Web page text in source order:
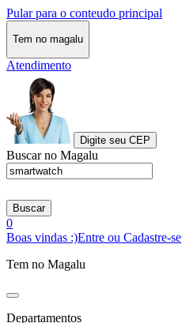
Pular para o conteudo principal
Tem no magalu
Atendimento
Digite seu CEP
Buscar no Magalu
Buscar
0
Boas vindas :)Entre ou Cadastre-se
Tem no Magalu
Departamentos